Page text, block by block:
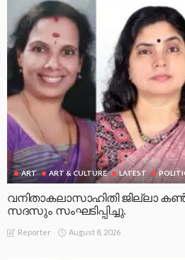
ART ART & CULTURE LATEST
വനിതാകലാസാഹിതി ജില്ലാ
സദസും സംഘടിപ്പിച്ചു.
Reporter August 8, 2026